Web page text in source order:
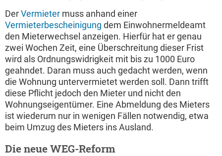
DerVermieter muss anhand einer
Vermieterbescheinigung dem Einwohnermeldeamt
den Mieterwechsel anzeigen. Hierfür hat er genau
zwei Wochen Zeit, eine Überschreitung dieser Frist
wird als Ordnungswidrigkeit mit bis zu 1000 Euro
geahndet. Daran muss auch gedacht werden, wenn
die Wohnung untervermietet werden soll. Dann trifft
diese Pflicht jedoch den Mieter und nicht den
Wohnungseigentümer. Eine Abmeldung des Mieters
ist wiederum nur in wenigen Fällen notwendig, etwa
beim Umzug des Mieters ins Ausland.
Die neue WEG-Reform